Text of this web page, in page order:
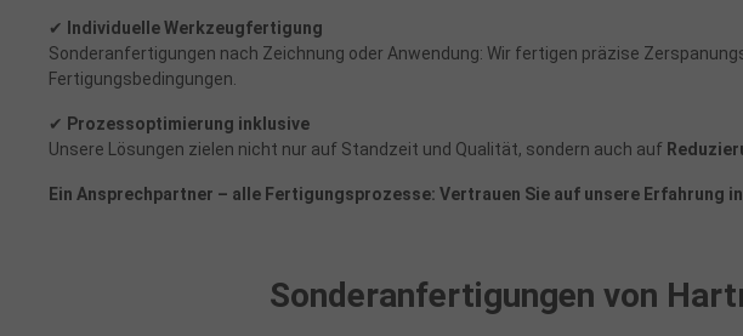
✔
Individuelle Werkzeugfertigung
Sonderanfertigungen nach Zeichnung oder Anwendung: Wir fertigen präzise
Fertigungsbedingungen.
✔ Prozessoptimierung inklusive
Unsere Lösungen zielen nicht nur auf Standzeit und Qualität, sondern auch auf
Ein Ansprechpartner – alle Fertigungsprozesse: Vertrauen Sie auf unsere Erfahrung
Sonderanfertigungen von